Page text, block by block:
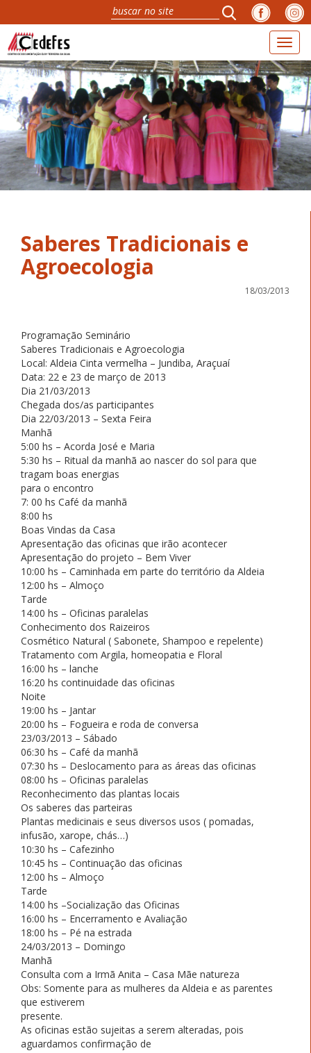
Saberes Tradicionais e
Agroecologia
18/03/2013
Programação Seminário
Saberes Tradicionais e Agroecologia
Local: Aldeia Cinta vermelha – Jundiba, Araçuaí
Data: 22 e 23 de março de 2013
Dia 21/03/2013
Chegada dos/as participantes
Dia 22/03/2013 – Sexta Feira
Manhã
5:00 hs – Acorda José e Maria
5:30 hs – Ritual da manhã ao nascer do sol para que
tragam boas energias
para o encontro
7: 00 hs Café da manhã
8:00 hs
Boas Vindas da Casa
Apresentação das oficinas que irão acontecer
Apresentação do projeto – Bem Viver
10:00 hs – Caminhada em parte do território da Aldeia
12:00 hs – Almoço
Tarde
14:00 hs – Oficinas paralelas
Conhecimento dos Raizeiros
Cosmético Natural ( Sabonete, Shampoo e repelente)
Tratamento com Argila, homeopatia e Floral
16:00 hs – lanche
16:20 hs continuidade das oficinas
Noite
19:00 hs – Jantar
20:00 hs – Fogueira e roda de conversa
23/03/2013 – Sábado
06:30 hs – Café da manhã
07:30 hs – Deslocamento para as áreas das oficinas
08:00 hs – Oficinas paralelas
Reconhecimento das plantas locais
Os saberes das parteiras
Plantas medicinais e seus diversos usos ( pomadas,
infusão, xarope, chás…)
10:30 hs – Cafezinho
10:45 hs – Continuação das oficinas
12:00 hs – Almoço
Tarde
14:00 hs –Socialização das Oficinas
16:00 hs – Encerramento e Avaliação
18:00 hs – Pé na estrada
24/03/2013 – Domingo
Manhã
Consulta com a Irmã Anita – Casa Mãe natureza
Obs: Somente para as mulheres da Aldeia e as parentes
que estiverem
presente.
As oficinas estão sujeitas a serem alteradas, pois
aguardamos confirmação de